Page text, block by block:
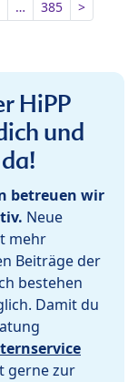
… 385 >
HiPP
und
betreuen wir
Neue
mehr
Beiträge der
bestehen
Damit du
gerne zur